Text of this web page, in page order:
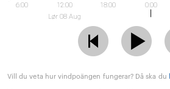
6:00
12:00
Lør 08 Aug
18:00 0:00
Vill du veta hur vindpoängen fungerar? Då ska du